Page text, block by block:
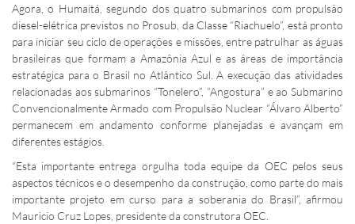
Agora, o Humaitá, segundo dos quatro submarinos com propulsão
diesel-elétrica previstos no Prosub, da Classe “Riachuelo”, está pronto
para iniciar seu ciclo de operações e missões, entre patrulhar as águas
brasileiras que formam a Amazônia Azul e as áreas de importância
estratégica para o Brasil no Atlântico Sul. A execução das atividades
relacionadas aos submarinos “Tonelero”, “Angostura” e ao Submarino
Convencionalmente Armado com Propulsão Nuclear “Álvaro Alberto”
permanecem em andamento conforme planejadas e avançam em
diferentes estágios.
“Esta importante entrega orgulha toda equipe da OEC pelos seus
aspectos técnicos e o desempenho da construção, como parte do mais
importante projeto em curso para a soberania do Brasil”, afirmou
Mauricio Cruz Lopes, presidente da construtora OEC.